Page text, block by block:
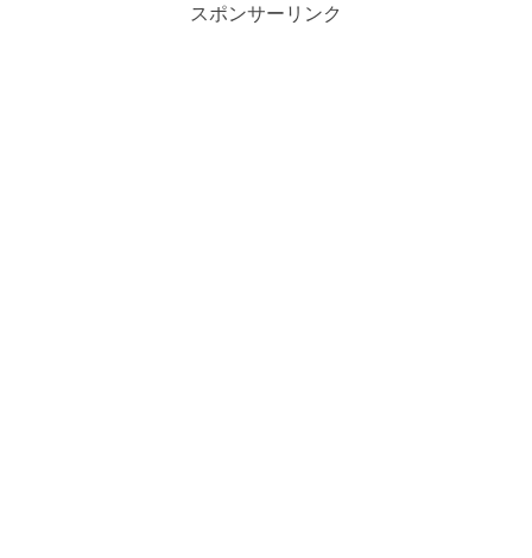
スポンサーリンク